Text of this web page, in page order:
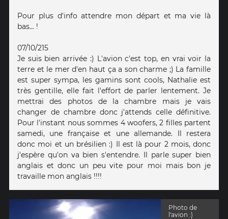
Pour plus d'info attendre mon départ et ma vie là
bas... !
07/10/215
Je suis bien arrivée :) L'avion c'est top, en vrai voir la
terre et le mer d'en haut ça a son charme ;) La famille
est super sympa, les gamins sont cools, Nathalie est
très gentille, elle fait l'effort de parler lentement. Je
mettrai des photos de la chambre mais je vais
changer de chambre donc j'attends celle définitive.
Pour l'instant nous sommes 4 woofers, 2 filles partent
samedi, une française et une allemande. Il restera
donc moi et un brésilien :) Il est là pour 2 mois, donc
j'espère qu'on va bien s'entendre. Il parle super bien
anglais et donc un peu vite pour moi mais bon je
travaille mon anglais !!!!
Photo de
l'avion :)